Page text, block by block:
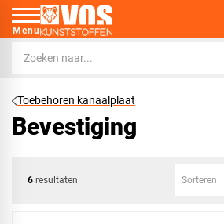
Menu
Toebehoren kanaalplaat
Bevestiging
6 resultaten Sorteren